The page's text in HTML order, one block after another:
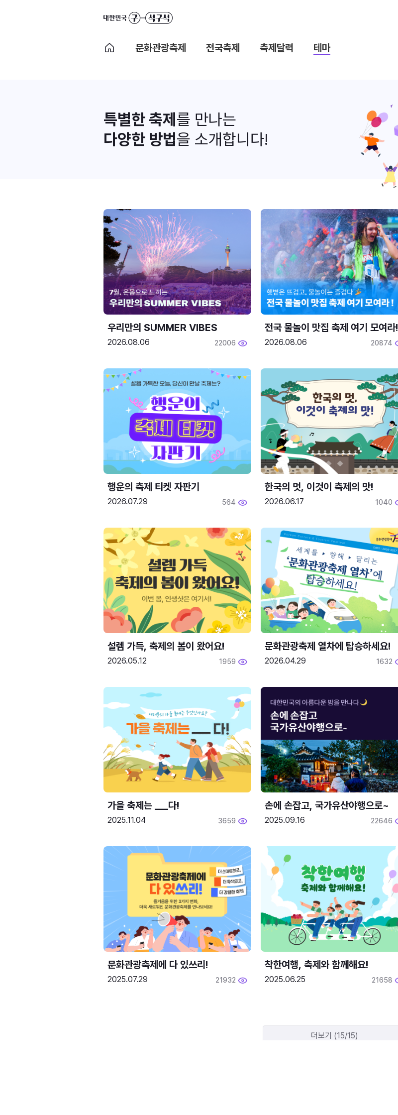
문화관광축제 전국축제 축제달력 테마
특별한 축제 를 만나는
다양한 방법을 소개합니다!
우리만의 SUMMER VIBES
2026.08.06 22006
전국 물놀이 맛집 축제 여기 모여라!
2026.08.06 20874
행운의 축제 티켓 자판기
2026.07.29 564
한국의 멋, 이것이 축제의 맛!
2026.06.17 1040
설렘 가득, 축제의 봄이 왔어요!
2026.05.12 1959
문화관광축제 열차에 탑승하세요!
2026.04.29 1632
2025.11.04 3659
손에 손잡고, 국가유산야행으로~
2025.09.16 22646
문화관광축제에 다 있쓰리!
2025.07.29 21932
착한여행, 축제와 함께해요!
2025.06.25 21658
더보기 (15/15)